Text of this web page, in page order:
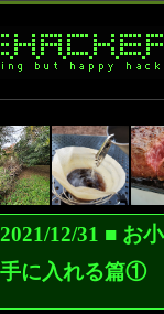
2021/12/31 ■ お
手に入れる篇